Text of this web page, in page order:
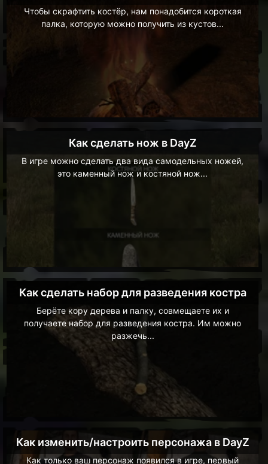
Чтобы скрафтить костёр, нам понадобится короткая
палка, которую можно получить из кустов...
Как сделать нож в DayZ
В игре можно сделать два вида самодельных ножей,
это каменный нож и костяной нож...
Как сделать набор для разведения костра
Берёте кору дерева и палку, совмещаете их и
получаете набор для разведения костра. Им можно
разжечь...
Как изменить/настроить персонажа в DayZ
Как только ваш персонаж появился в игре, первый